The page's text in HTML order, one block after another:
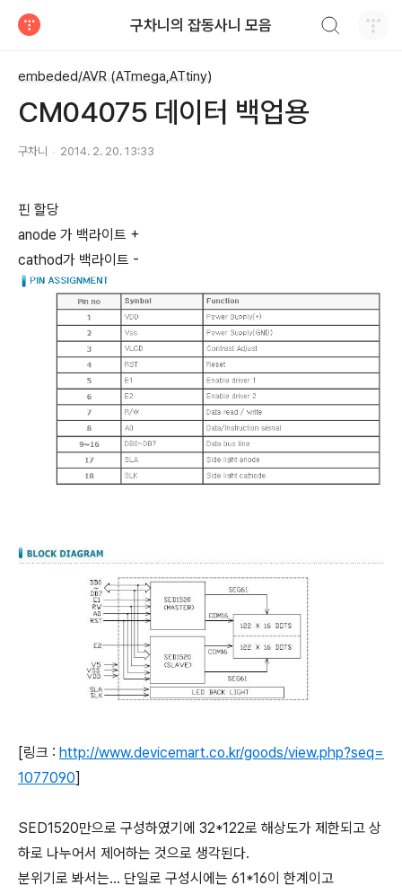
구차니의 잡동사니 모음
embeded/AVR (ATmega,ATtiny)
CM04075 데이터 백업용
구차니 2014. 2. 20. 13:33
핀 할당
anode 가 백라이트 +
cathod가 백라이트 -
[링크 : http://www.devicemart.co.kr/goods/view.php?seq=
1077090]
SED1520만으로 구성하였기에 32*122로 해상도가 제한되고 상
하로 나누어서 제어하는 것으로 생각된다.
분위기로 봐서는... 단일로 구성시에는 61*16이 한계이고